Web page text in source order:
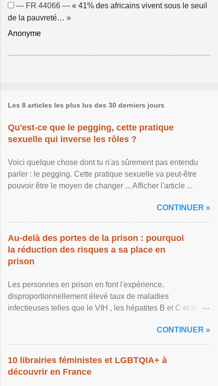
— FR 44066 — « 41% des africains vivent sous le seuil
de la pauvreté… »
Anonyme
Les 8 articles les plus lus des 30 derniers jours
Qu'est-ce que le pegging, cette pratique
sexuelle qui inverse les rôles ?
Voici quelque chose dont tu n'as sûrement pas entendu
parler : le pegging. Cette pratique sexuelle va peut-être
pouvoir être le moyen de changer ... Afficher l'article ...
CONTINUER »
Au-delà des portes de la prison : pourquoi
la réduction des risques a sa place en
prison
Les personnes en prison en font l'expérience.
disproportionnellement élevé taux de maladies
infectieuses telles que le VIH , les hépatites B et C et la ...
CONTINUER »
10 librairies féministes et LGBTQIA+ à
découvrir en France